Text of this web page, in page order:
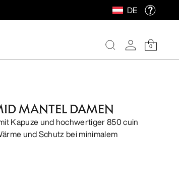
DE
0
MANTEL DAMEN
Kapuze und hochwertiger 850 cuin
und Schutz bei minimalem